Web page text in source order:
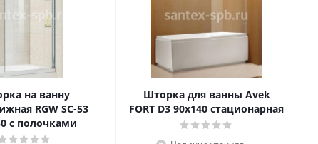
на ванну
RGW SC-53
с полочками
Шторка для ванны Avek
FORT D3 90х140 стационарная